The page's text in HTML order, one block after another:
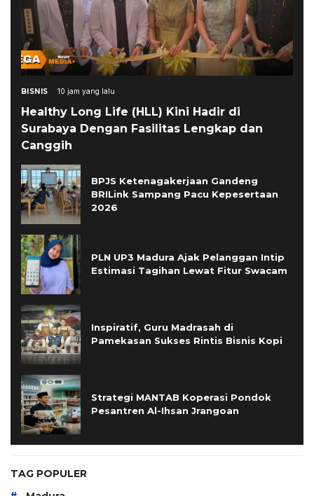
BISNIS 10 jam yang lalu
Healthy Long Life (HLL) Kini Hadir di
Surabaya Dengan Fasilitas Lengkap dan
Canggih
BPJS Ketenagakerjaan Gandeng
BRILink Sampang Pacu Kepesertaan
2026
PLN UP3 Madura Ajak Pelanggan Intip
Estimasi Tagihan Lewat Fitur Swacam
Inspiratif, Guru Madrasah di
Pamekasan Sukses Rintis Bisnis Kopi
Strategi MANTAB Koperasi Pondok
Pesantren Al-Ihsan Jrangoan
TAG POPULER